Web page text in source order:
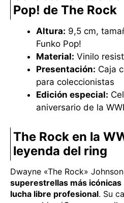
Pop! de The Rock
Altura: 9,5 cm,
Funko Pop!
Material: Vinilo
Presentación: Caja
para coleccionistas
Edición especial:
aniversario de la
The Rock en la
leyenda del ring
Dwayne «The Rock»
superestrellas más icónicas
lucha libre profesional. Su